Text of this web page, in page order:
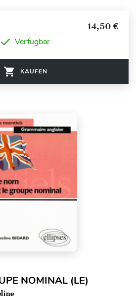
14,50 €
Verfügbar
KAUFEN
NOMINAL (LE)